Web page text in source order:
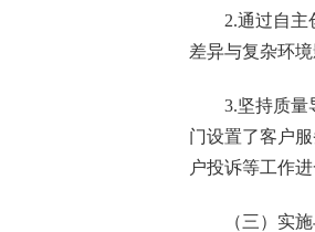
2.通过自主
差异与复杂环
3.坚持质量
门设置了客户
户投诉等工作
（三）实